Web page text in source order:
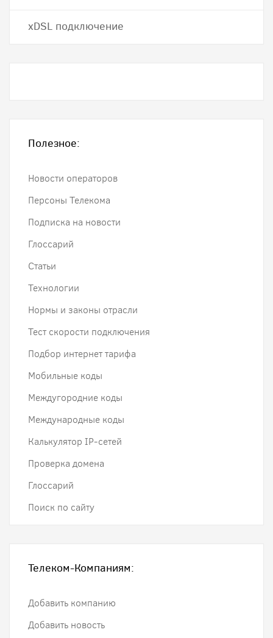
хDSL подключение
Полезное:
Новости операторов
Персоны Телекома
Подписка на новости
Глоссарий
Статьи
Технологии
Нормы и законы отрасли
Тест скорости подключения
Подбор интернет тарифа
Мобильные коды
Междугородние коды
Международные коды
Калькулятор IP-сетей
Проверка домена
Глоссарий
Поиск по сайту
Телеком-Компаниям:
Добавить компанию
Добавить новость